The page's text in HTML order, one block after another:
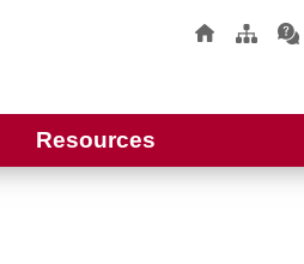
Resources